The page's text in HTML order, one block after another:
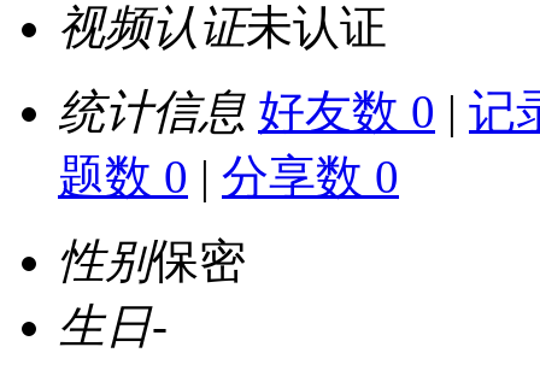
视频认证未认证
统计信息 好友数 0 | 记
题数 0 | 分享数 0
性别保密
生日-